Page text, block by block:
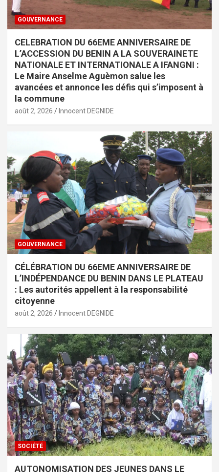
GOUVERNANCE
CELEBRATION DU 66EME ANNIVERSAIRE DE
L’ACCESSION DU BENIN A LA SOUVERAINETE
NATIONALE ET INTERNATIONALE A IFANGNI :
Le Maire Anselme Aguèmon salue les
avancées et annonce les défis qui s’imposent à
la commune
août 2, 2026 Innocent DEGNIDE
GOUVERNANCE
CÉLÉBRATION DU 66EME ANNIVERSAIRE DE
L’INDÉPENDANCE DU BENIN DANS LE PLATEAU
: Les autorités appellent à la responsabilité
citoyenne
août 2, 2026 Innocent DEGNIDE
SOCIÉTÉ
AUTONOMISATION DES JEUNES DANS LE